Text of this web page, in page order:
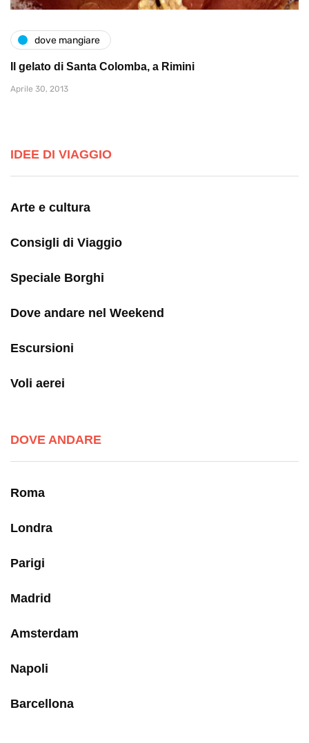
dove mangiare
Il gelato di Santa Colomba, a Rimini
Aprile 30, 2013
IDEE DI VIAGGIO
Arte e cultura
Consigli di Viaggio
Speciale Borghi
Dove andare nel Weekend
Escursioni
Voli aerei
DOVE ANDARE
Roma
Londra
Parigi
Madrid
Amsterdam
Napoli
Barcellona